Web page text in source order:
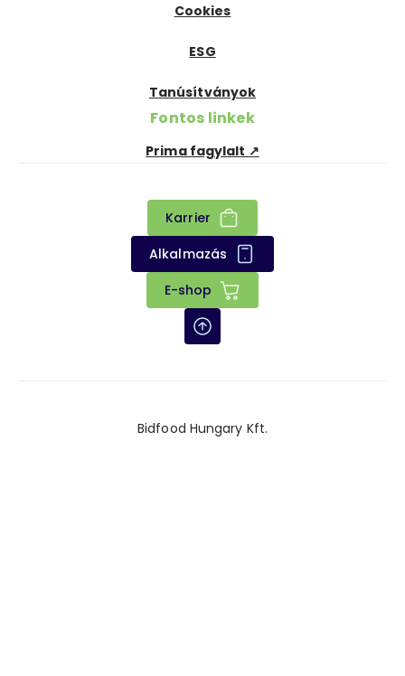
Cookies
ESG
Tanúsítványok
Fontos linkek
Prima fagylalt ↗
Karrier
Alkalmazás
E-shop
Bidfood Hungary Kft.